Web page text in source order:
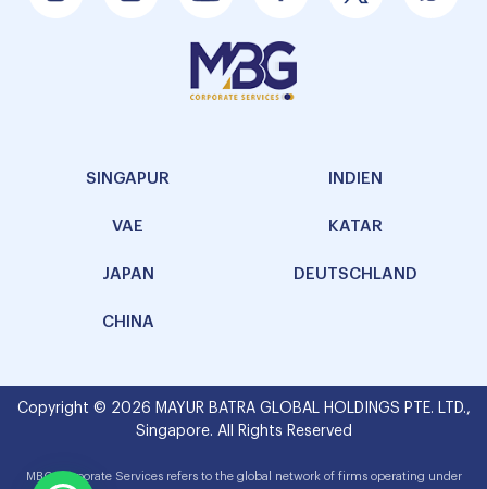
SINGAPUR INDIEN
VAE KATAR
JAPAN DEUTSCHLAND
CHINA
Copyright © 2026 MAYUR BATRA GLOBAL HOLDINGS PTE. LTD.,
Singapore. All Rights Reserved
MBG Corporate Services refers to the global network of firms operating under